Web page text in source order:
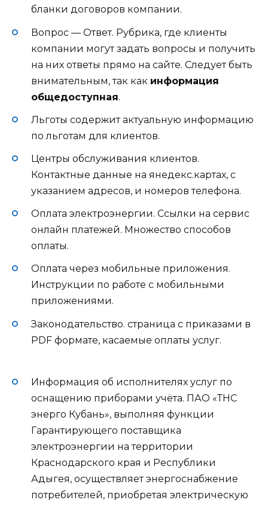
бланки договоров компании.
Вопрос — Ответ. Рубрика, где клиенты
компании могут задать вопросы и получить
на них ответы прямо на сайте. Следует быть
внимательным, так как информация
общедоступная.
Льготы содержит актуальную информацию
по льготам для клиентов.
Центры обслуживания клиентов.
Контактные данные на янедекс.картах, с
указанием адресов, и номеров телефона.
Оплата электроэнергии. Ссылки на сервис
онлайн платежей. Множество способов
оплаты.
Оплата через мобильные приложения.
Инструкции по работе с мобильными
приложениями.
Законодательство. страница с приказами в
PDF формате, касаемые оплаты услуг.
Информация об исполнителях услуг по
оснащению приборами учёта. ПАО «ТНС
энерго Кубань», выполняя функции
Гарантирующего поставщика
электроэнергии на территории
Краснодарского края и Республики
Адыгея, осуществляет энергоснабжение
потребителей, приобретая электрическую